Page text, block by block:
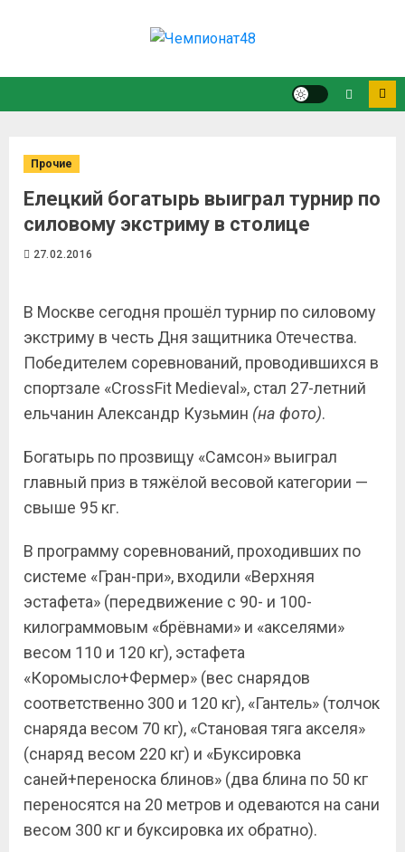
Прочие
Елецкий богатырь выиграл турнир по
силовому экстриму в столице
27.02.2016
В Москве сегодня прошёл турнир по силовому
экстриму в честь Дня защитника Отечества.
Победителем соревнований, проводившихся в
спортзале «CrossFit Medieval», стал 27-летний
ельчанин Александр Кузьмин (на фото).
Богатырь по прозвищу «Самсон» выиграл
главный приз в тяжёлой весовой категории —
свыше 95 кг.
В программу соревнований, проходивших по
системе «Гран-при», входили «Верхняя
эстафета» (передвижение с 90- и 100-
килограммовым «брёвнами» и «акселями»
весом 110 и 120 кг), эстафета
«Коромысло+Фермер» (вес снарядов
соответственно 300 и 120 кг), «Гантель» (толчок
снаряда весом 70 кг), «Становая тяга акселя»
(снаряд весом 220 кг) и «Буксировка
саней+переноска блинов» (два блина по 50 кг
переносятся на 20 метров и одеваются на сани
весом 300 кг и буксировка их обратно).